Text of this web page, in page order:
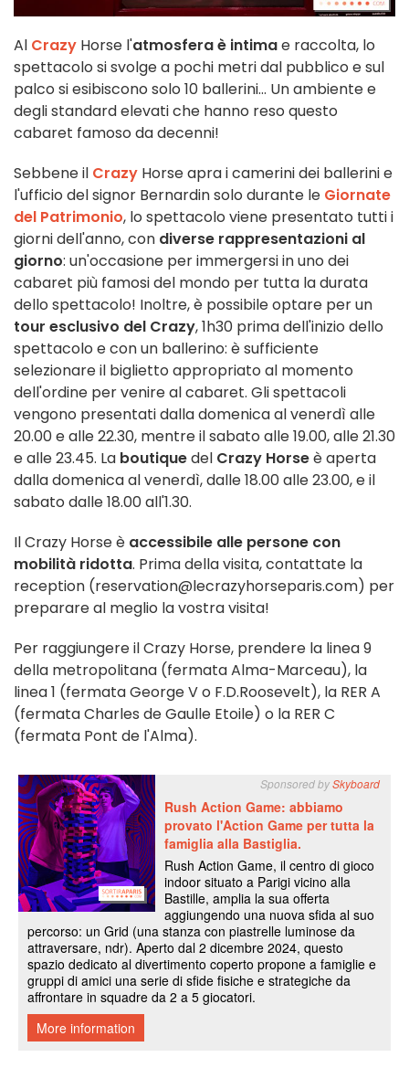
Al Crazy Horse l'atmosfera è intimae raccolta, lo
spettacolo si svolge a pochi metri dal pubblico e sul
palco si esibiscono solo 10 ballerini... Un ambiente e
degli standard elevati che hanno reso questo
cabaret famoso da decenni!
Sebbene il Crazy Horse apra i camerini dei ballerini e
l'ufficio del signor Bernardin solo durante le Giornate
del Patrimonio, lo spettacolo viene presentato tutti i
giorni dell'anno, con diverse rappresentazioni al
giorno: un'occasione per immergersi in uno dei
cabaret più famosi del mondo per tutta la durata
dello spettacolo! Inoltre, è possibile optare per un
tour esclusivo del Crazy, 1h30 prima dell'inizio dello
spettacolo e con un ballerino: è sufficiente
selezionare il biglietto appropriato al momento
dell'ordine per venire al cabaret. Gli spettacoli
vengono presentati dalla domenica al venerdì alle
20.00 e alle 22.30, mentre il sabato alle 19.00, alle 21.30
e alle 23.45. La boutiquedel Crazy Horseè aperta
dalla domenica al venerdì, dalle 18.00 alle 23.00, e il
sabato dalle 18.00 all'1.30.
Il Crazy Horse è accessibile alle persone con
mobilità ridotta. Prima della visita, contattate la
reception (reservation@lecrazyhorseparis.com) per
preparare al meglio la vostra visita!
Per raggiungere il Crazy Horse, prendere la linea 9
della metropolitana (fermata Alma-Marceau), la
linea 1 (fermata George V o F.D.Roosevelt), la RER A
(fermata Charles de Gaulle Etoile) o la RER C
(fermata Pont de l'Alma).